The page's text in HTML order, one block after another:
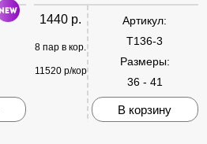
1440 р.
8 пар в кор.
11520 р/кор
Артикул:
T136-3
Размеры:
36 - 41
В корзину